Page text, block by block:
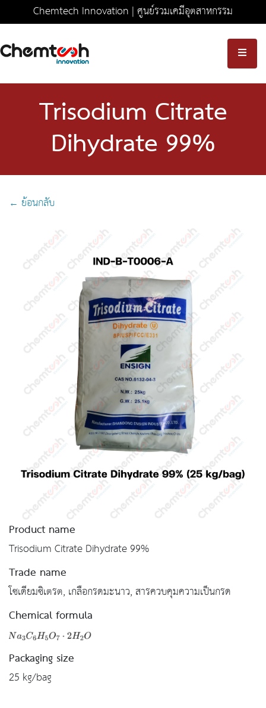
Chemtech Innovation | ศูนย์รวมเคมีอุตสาหกรรม
Trisodium Citrate
Dihydrate 99%
← ย้อนกลับ
Product name
Trisodium Citrate Dihydrate 99%
Trade name
โซเดียมซิเตรต, เกลือกรดมะนาว, สารควบคุมความเป็นกรด
Chemical formula
Packaging size
25 kg/bag